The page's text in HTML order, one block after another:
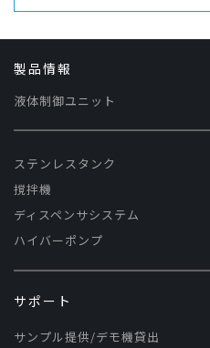
製品情報
液体制御ユニット
ステンレスタンク
撹拌機
ディスペンサシステム
ハイバーポンプ
サポート
サンプル提供/デモ機貸出